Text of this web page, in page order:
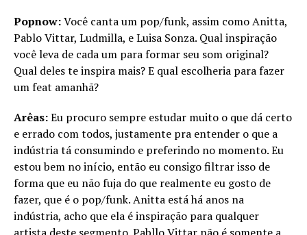
Popnow:Você canta um pop/funk, assim como Anitta,
Pablo Vittar, Ludmilla, e Luisa Sonza. Qual inspiração
você leva de cada um para formar seu som original?
Qual deles te inspira mais? E qual escolheria para fazer
um feat amanhã?
Arêas:Eu procuro sempre estudar muito o que dá certo
e errado com todos, justamente pra entender o que a
indústria tá consumindo e preferindo no momento. Eu
estou bem no início, então eu consigo filtrar isso de
forma que eu não fuja do que realmente eu gosto de
fazer, que é o pop/funk. Anitta está há anos na
indústria, acho que ela é inspiração para qualquer